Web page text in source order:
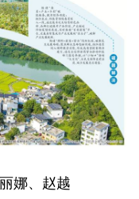
娜、赵越